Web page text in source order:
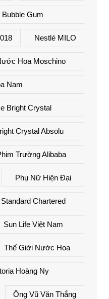
Gum
Nestlé MILO
Hoa Moschino
Nam
Bright Crystal
Crystal Absolu
Trường Alibaba
Phụ Nữ Hiện Đại
Standard Chartered
Sun Life Việt Nam
Thế Giới Nước Hoa
Hoàng Ny
Ông Vũ Văn Thắng